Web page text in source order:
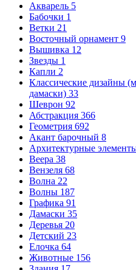
Акварель 5
Бабочки 1
Ветки 21
Восточный орнамент 9
Вышивка 12
Звезды 1
Капли 2
Классические дизайны
дамаски) 33
Шеврон 92
Абстракция 366
Геометрия 692
Акант барочный 8
Архитектурные
Веера 38
Вензеля 68
Волна 22
Волны 187
Графика 91
Дамаски 35
Деревья 20
Детский 23
Елочка 64
Животные 156